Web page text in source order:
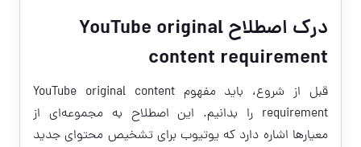
درک اصطلاح YouTube original
content requirement
قبل از شروع، باید مفهوم YouTube original content
requirement را بدانیم. این اصطلاح به مجموعه‌ای از
معیارها اشاره دارد که یوتیوب برای تشخیص محتوای جدید